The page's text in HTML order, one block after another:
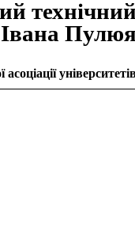
технiчний
Iвана Пулюя